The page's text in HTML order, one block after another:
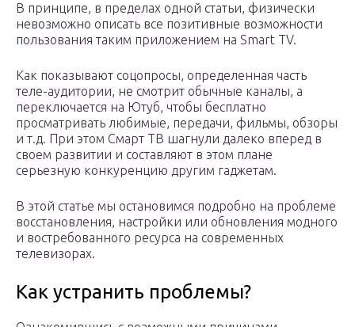
В принципе, в пределах одной статьи, физически
невозможно описать все позитивные возможности
пользования таким приложением на Smart TV.
Как показывают соцопросы, определенная часть
теле-аудитории, не смотрит обычные каналы, а
переключается на Ютуб, чтобы бесплатно
просматривать любимые, передачи, фильмы, обзоры
и т.д. При этом Смарт ТВ шагнули далеко вперед в
своем развитии и составляют в этом плане
серьезную конкуренцию другим гаджетам.
В этой статье мы остановимся подробно на проблеме
восстановления, настройки или обновления модного
и востребованного ресурса на современных
телевизорах.
Как устранить проблемы?